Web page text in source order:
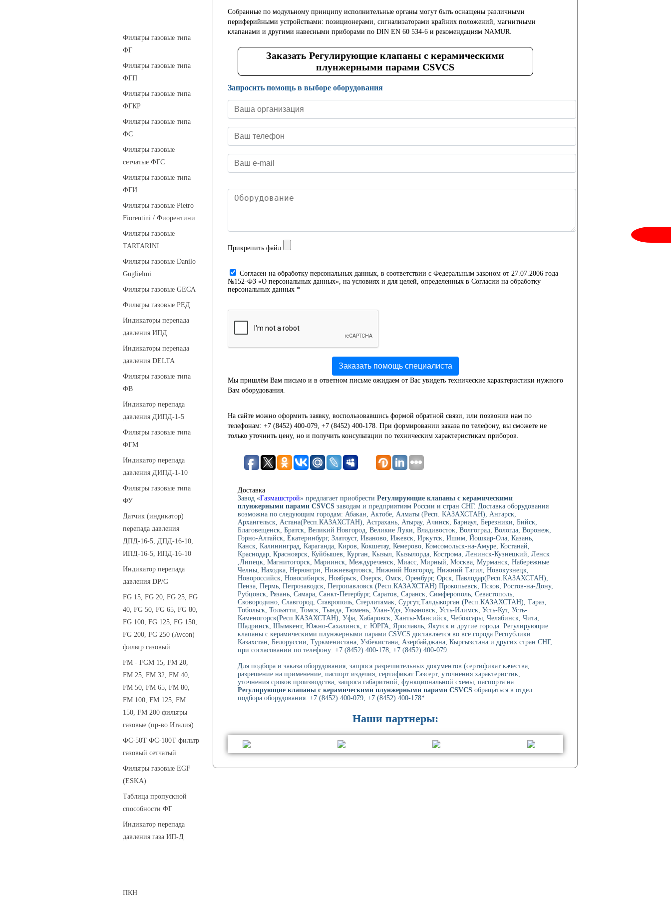
Фильтры газовые типа
ФГ
Фильтры газовые типа
ФГП
Фильтры газовые типа
ФГКР
Фильтры газовые типа
ФС
Фильтры газовые
сетчатые ФГС
Фильтры газовые типа
ФГИ
Фильтры газовые Pietro
Fiorentini / Фиорентини
Фильтры газовые
TARTARINI
Фильтры газовые Danilo
Guglielmi
Фильтры газовые GECA
Фильтры газовые РЕД
Индикаторы перепада
давления ИПД
Индикаторы перепада
давления DELTA
Фильтры газовые типа
ФВ
Индикатор перепада
давления ДИПД-1-5
Фильтры газовые типа
ФГМ
Индикатор перепада
давления ДИПД-1-10
Фильтры газовые типа
ФУ
Датчик (индикатор)
перепада давления
ДПД-16-5, ДПД-16-10,
ИПД-16-5, ИПД-16-10
Индикатор перепада
давления DP/G
FG 15, FG 20, FG 25, FG
40, FG 50, FG 65, FG 80,
FG 100, FG 125, FG 150,
FG 200, FG 250 (Avcon)
фильтр газовый
FM - FGM 15, FM 20,
FM 25, FM 32, FM 40,
FM 50, FM 65, FM 80,
FM 100, FM 125, FM
150, FM 200 фильтры
газовые (пр-во Италия)
ФС-50Т ФС-100Т фильтр
газовый сетчатый
Фильтры газовые EGF
(ESKA)
Таблица пропускной
способности ФГ
Индикатор перепада
давления газа ИП-Д
ПКН
Собранные по модульному принципу исполнительные органы могут быть оснащены различными
периферийными устройствами: позиционерами, сигнализаторами крайних положений, магнитными
клапанами и другими навесными приборами по DIN EN 60 534-6 и рекомендациям NAMUR.
Заказать Регулирующие клапаны с керамическими
плунжерными парами CSVCS
Запросить помощь в выборе оборудования
Прикрепить файл
Cогласен на обработку персональных данных, в соответствии с Федеральным законом от 27.07.2006 года
№152-ФЗ «О персональных данных», на условиях и для целей, определенных в Согласии на обработку
персональных данных *
Заказать помощь специалиста
Мы пришлём Вам письмо и в ответном письме ожидаем от Вас увидеть технические характеристики нужного
Вам оборудования.
На сайте можно оформить заявку, воспользовавшись формой обратной связи, или позвонив нам по
телефонам: +7 (8452) 400-079, +7 (8452) 400-178. При формировании заказа по телефону, вы сможете не
только уточнить цену, но и получить консультации по техническим характеристикам приборов.
Доставка
Завод «Газмашстрой» предлагает приобрести Регулирующие клапаны с керамическими
плунжерными парами CSVCSзаводам и предприятиям России и стран СНГ. Доставка оборудования
возможна по следующим городам: Абакан, Актобе, Алматы (Респ. КАЗАХСТАН), Ангарск,
Архангельск, Астана(Респ.КАЗАХСТАН), Астрахань, Атырау, Ачинск, Барнаул, Березники, Бийск,
Благовещенск, Братск, Великий Новгород, Великие Луки, Владивосток, Волгоград, Вологда, Воронеж,
Горно-Алтайск, Екатеринбург, Златоуст, Иваново, Ижевск, Иркутск, Ишим, Йошкар-Ола, Казань,
Канск, Калининград, Караганда, Киров, Кокшетау, Кемерово, Комсомольск-на-Амуре, Костанай,
Краснодар, Красноярск, Куйбышев, Курган, Кызыл, Кызылорда, Кострома, Ленинск-Кузнецкий, Ленск
,Липецк, Магнитогорск, Мариинск, Междуреченск, Миасс, Мирный, Москва, Мурманск, Набережные
Челны, Находка, Нерюнгри, Нижневартовск, Нижний Новгород, Нижний Тагил, Новокузнецк,
Новороссийск, Новосибирск, Ноябрьск, Озерск, Омск, Оренбург, Орск, Павлодар(Респ.КАЗАХСТАН),
Пенза, Пермь, Петрозаводск, Петропавловск (Респ.КАЗАХСТАН) Прокопьевск, Псков, Ростов-на-Дону,
Рубцовск, Рязань, Самара, Санкт-Петербург, Саратов, Саранск, Симферополь, Севастополь,
Сковородино, Славгород, Ставрополь, Стерлитамак, Сургут,Талдыкорган (Респ.КАЗАХСТАН), Тараз,
Тобольск, Тольятти, Томск, Тында, Тюмень, Улан-Удэ, Ульяновск, Усть-Илимск, Усть-Кут, Усть-
Каменогорск(Респ.КАЗАХСТАН), Уфа, Хабаровск, Ханты-Мансийск, Чебоксары, Челябинск, Чита,
Шадринск, Шымкент, Южно-Сахалинск, г. ЮРГА, Ярославль, Якутск и другие города. Регулирующие
клапаны с керамическими плунжерными парами CSVCS доставляется во все города Республики
Казахстан, Белоруссии, Туркменистана, Узбекистана, Азербайджана, Кыргызстана и других стран СНГ,
при согласовании по телефону: +7 (8452) 400-178, +7 (8452) 400-079.
Для подбора и заказа оборудования, запроса разрешительных документов (сертификат качества,
разрешение на применение, паспорт изделия, сертификат Газсерт, уточнения характеристик,
уточнения сроков производства, запроса габаритной, функциональной схемы, паспорта на
Регулирующие клапаны с керамическими плунжерными парами CSVCSобращаться в отдел
подбора оборудования: +7 (8452) 400-079, +7 (8452) 400-178*
Наши партнеры: